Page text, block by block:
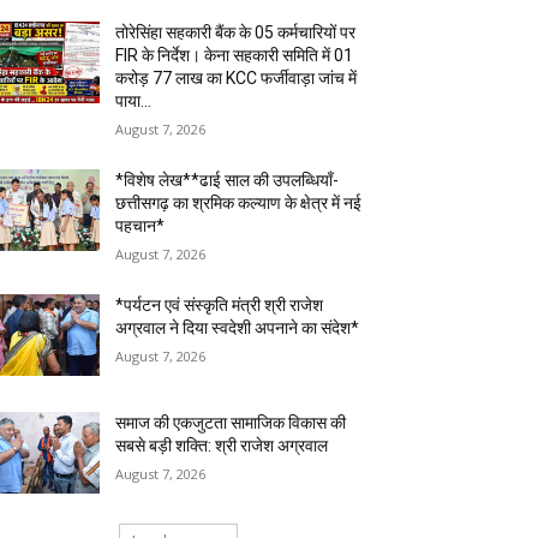
तोरेसिंहा सहकारी बैंक के 05 कर्मचारियों पर
FIR के निर्देश। केना सहकारी समिति में 01
करोड़ 77 लाख का KCC फर्जीवाड़ा जांच में
पाया...
August 7, 2026
*विशेष लेख**ढाई साल की उपलब्धियाँ-
छत्तीसगढ़ का श्रमिक कल्याण के क्षेत्र में नई
पहचान*
August 7, 2026
*पर्यटन एवं संस्कृति मंत्री श्री राजेश
अग्रवाल ने दिया स्वदेशी अपनाने का संदेश*
August 7, 2026
समाज की एकजुटता सामाजिक विकास की
सबसे बड़ी शक्ति: श्री राजेश अग्रवाल
August 7, 2026